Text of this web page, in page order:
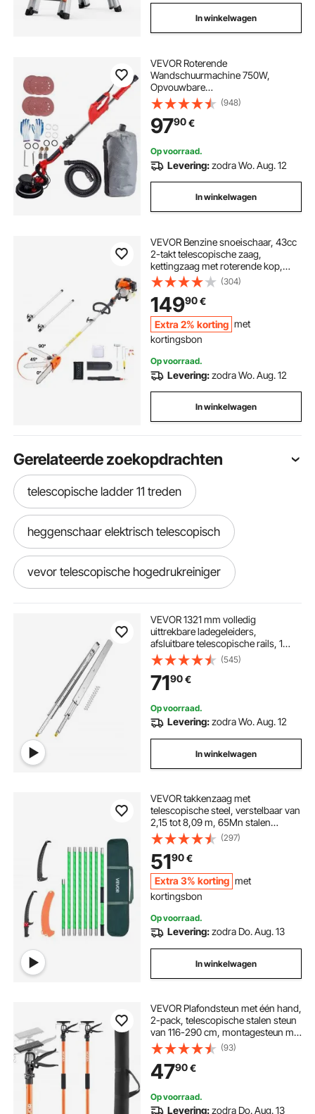
In winkelwagen
VEVOR Roterende
Wandschuurmachine 750W,
Opvouwbare
Gipsplaatschuurmachine met
Telescopisch Handvat, Variabele
Snelheid 800–1750 RPM,
Wandschuurmachine met LED-
stripverlichting en Stofzak
(948)
9790€
Op voorraad.
Levering:zodra Wo. Aug. 12
In winkelwagen
VEVOR Benzine snoeischaar, 43cc
2-takt telescopische zaag,
kettingzaag met roterende kop,
uitschuifbare steel van 2,11-3,61 m,
zaagblad van 25,4 cm,
brandstoftank van 850 ml, voor het
snoeien van bomen
(304)
14990€
Extra 2% korting met
kortingsbon
Op voorraad.
Levering:zodra Wo. Aug. 12
In winkelwagen
Gerelateerde zoekopdrachten
telescopische ladder 11 treden
heggenschaar elektrisch telescopisch
vevor telescopische hogedrukreiniger
telescopische stokzaag vevor
vevor telescopische snoeizaag
vevor telescopische verlengstuk
telescopische vouwladder aluminium
telescopische elektrische heggenschaar
telescopische ladder aluminium
telescopische vlaggenmast aluminium
heggenschaar telescopisch elektrische
heggenschaar elektrisch telescopische
VEVOR 1321 mm volledig
uittrekbare ladegeleiders,
afsluitbare telescopische rails, 1
paar, draagvermogen 226,8 kg,
zijdelings gemonteerde glijrail met
kogellagers en vergrendeling
(545)
7190€
Op voorraad.
Levering:zodra Wo. Aug. 12
In winkelwagen
VEVOR takkenzaag met
telescopische steel, verstelbaar van
2,15 tot 8,09 m, 65Mn stalen
zaagblad, lichtgewicht
glasvezelsteel, voor het snoeien
van hoge takken, telescopische
boomzaag voor palmen en
struiken.
(297)
5190€
Extra 3% korting met
kortingsbon
Op voorraad.
Levering:zodra Do. Aug. 13
In winkelwagen
VEVOR Plafondsteun met één hand,
2-pack, telescopische stalen steun
van 116-290 cm, montagesteun met
een capaciteit tot 70 kg voor het
installeren van kasten, het optillen
van gipsplaten en vrachtpalen
(93)
4790€
Op voorraad.
Levering:zodra Do. Aug. 13